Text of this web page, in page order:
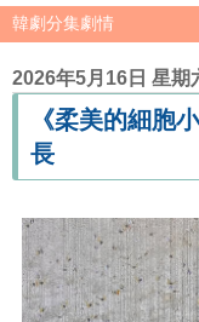
2026年5月16日 星期
《柔美的細胞
長